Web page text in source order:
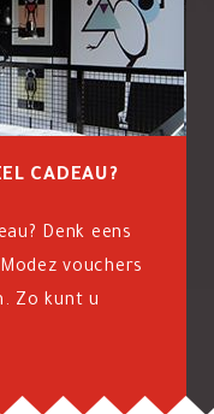
CADEAU?
Denk eens
vouchers
Zo kunt u